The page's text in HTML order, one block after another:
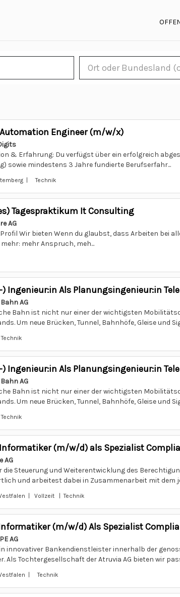
Engineer (m/w/x)
& Erfahrung: Du verfügst über ein erfolgreich
sowie mindestens 3 Jahre fundierte Berufserfahr...
| Technik
Tagespraktikum It Consulting
AG
Wir bieten Wenn du glaubst, dass Arbeiten bei
mehr Anspruch, meh...
Ingenieur:in Als Planungsingenieur:in
AG
Bahn ist nicht nur einer der wichtigsten
Um neue Brücken, Tunnel, Bahnhöfe, Gleise und
Ingenieur:in Als Planungsingenieur:in
AG
Bahn ist nicht nur einer der wichtigsten
Um neue Brücken, Tunnel, Bahnhöfe, Gleise und
(m/w/d) als Spezialist
AG
die Steuerung und Weiterentwicklung des
und arbeitest dabei in Zusammenarbeit mit dem
| Vollzeit | Technik
(m/w/d) Als Spezialist
AG
innovativer Bankendienstleister innerhalb der
Als Tochtergesellschaft der Atruvia AG bieten wir
| Technik